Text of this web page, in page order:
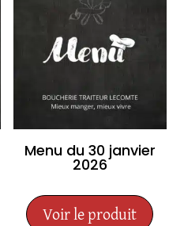
Menu du 30 janvier
2026
Voir le produit